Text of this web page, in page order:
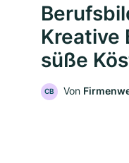
Kreative
süße
CB Von